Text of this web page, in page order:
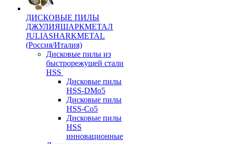
ДИСКОВЫЕ ПИЛЫ
ДЖУЛИЯШАРКМЕТАЛ
JULIASHARKMETAL
(Россия/Италия)
Дисковые пилы из
быстрорежущей стали
HSS
Дисковые пилы
HSS-DMo5
Дисковые пилы
HSS-Co5
Дисковые пилы
HSS
инновационные